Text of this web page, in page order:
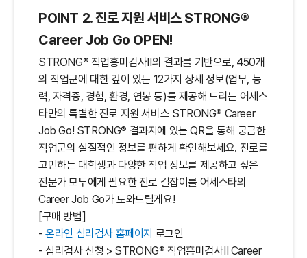
POINT 2. 진로 지원 서비스 STRONG®
Career Job Go OPEN!
STRONG® 직업흥미검사Ⅱ의 결과를 기반으로, 450개
의 직업군에 대한 깊이 있는 12가지 상세 정보(업무, 능
력, 자격증, 경험, 환경, 연봉 등)를 제공해 드리는 어세스
타만의 특별한 진로 지원 서비스 STRONG® Career
Job Go! STRONG® 결과지에 있는 QR을 통해 궁금한
직업군의 실질적인 정보를 편하게 확인해보세요. 진로를
고민하는 대학생과 다양한 직업 정보를 제공하고 싶은
전문가 모두에게 필요한 진로 길잡이를 어세스타의
Career Job Go가 도와드릴게요!
[구매 방법]
-온라인 심리검사 홈페이지 로그인
- 심리검사 신청 > STRONG® 직업흥미검사Ⅱ Career